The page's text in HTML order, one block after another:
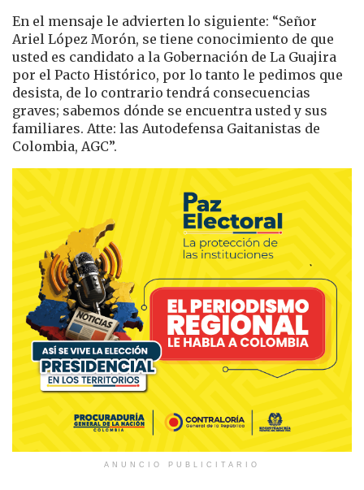
En el mensaje le advierten lo siguiente: “Señor
Ariel López Morón, se tiene conocimiento de que
usted es candidato a la Gobernación de La Guajira
por el Pacto Histórico, por lo tanto le pedimos que
desista, de lo contrario tendrá consecuencias
graves; sabemos dónde se encuentra usted y sus
familiares. Atte: las Autodefensa Gaitanistas de
Colombia, AGC”.
ANUNCIO PUBLICITARIO